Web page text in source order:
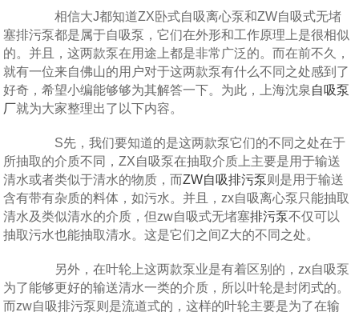
相信大J都知道ZX卧式自吸离心泵和ZW自吸式无堵
塞排污泵都是属于自吸泵，它们在外形和工作原理上是很相似
的。并且，这两款泵在用途上都是非常广泛的。而在前不久，
就有一位来自佛山的用户对于这两款泵有什么不同之处感到了
好奇，希望小编能够够为其解答一下。为此，上海沈泉 自吸泵
厂就为大家整理出了以下内容。
S先，我们要知道的是这两款泵它们的不同之处在于
所抽取的介质不同，ZX自吸泵在抽取介质上主要是用于输送
清水或者类似于清水的物质，而ZW自吸排污泵则是用于输送
含有带有杂质的料体，如污水。并且，zx自吸离心泵只能抽取
清水及类似清水的介质，但zw自吸式无堵塞排污泵不仅可以
抽取污水也能抽取清水。这是它们之间Z大的不同之处。
另外，在叶轮上这两款泵业是有着区别的，zx自吸泵
为了能够更好的输送清水一类的介质，所以叶轮是封闭式的。
而zw自吸排污泵则是流道式的，这样的叶轮主要是为了在输